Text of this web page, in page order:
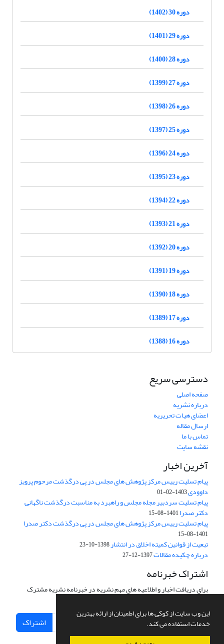
این وب سایت از کوکی ها برای اطمینان از ارائه بهترین
خدمات استفاده می کند.
دوره 30 (1402)
دوره 29 (1401)
دوره 28 (1400)
دوره 27 (1399)
دوره 26 (1398)
دوره 25 (1397)
دوره 24 (1396)
دوره 23 (1395)
دوره 22 (1394)
دوره 21 (1393)
دوره 20 (1392)
دوره 19 (1391)
دوره 18 (1390)
دوره 17 (1389)
دوره 16 (1388)
دسترسی سریع
صفحه اصلی
درباره نشریه
اعضای هیات تحریریه
ارسال مقاله
تماس با ما
نقشه سایت
آخرین اخبار
پیام تسلیت رییس مرکز پژوهش های مجلس در پی درگذشت مرحوم پرویز
داوودی1403-02-01
پیام تسلیت سردبیر مجله مجلس و راهبرد به مناسبت درگذشت ناگهانی
دکتر صدرا1401-08-15
پیام تسلیت رییس مرکز پژوهش های مجلس در پی درگذشت دکتر صدرا
1401-08-15
تبعیت از قوانین کمیته اخلاق در انتشار1398-10-23
درباره چکیده مقالات1397-12-27
اشتراک خبرنامه
برای دریافت اخبار و اطلاعیه های مهم نشریه در خبرنامه نشریه مشترک
اشتراک